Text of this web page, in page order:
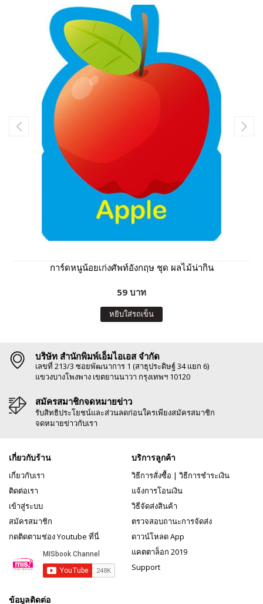
การ์ดหนูน้อยเก่งศัพท์อังกฤษ ชุด ผลไม้น่ากิน
59 บาท
หยิบใส่รถเข็น
บริษัท สำนักพิมพ์เอ็มไอเอส จำกัด
เลขที่ 213/3 ซอยพัฒนาการ 1 (สาธุประดิษฐ์ 34 แยก 6)
แขวงบางโพงพาง เขตยานนาวา กรุงเทพฯ 10120
สมัครสมาชิกจดหมายข่าว
รับสิทธิประโยชน์และส่วนลดก่อนใครเพียงสมัครสมาชิก
จดหมายข่าวกับเรา
เกี่ยวกับร้าน
เกี่ยวกับเรา
ติดต่อเรา
เข้าสู่ระบบ
สมัครสมาชิก
กดติดตามช่อง Youtube ที่นี่
บริการลูกค้า
วิธีการสั่งซื้อ | วิธีการชำระเงิน
แจ้งการโอนเงิน
วิธีจัดส่งสินค้า
ตรวจสอบถานะการจัดส่ง
ดาวน์โหลด App
แคตตาล็อก 2019
Support
ข้อมูลติดต่อ